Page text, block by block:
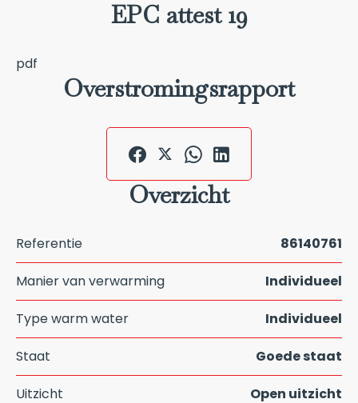
EPC attest 19
pdf
Overstromingsrapport
Overzicht
Referentie 86140761
Manier van verwarming Individueel
Type warm water Individueel
Staat Goede staat
Uitzicht Open uitzicht